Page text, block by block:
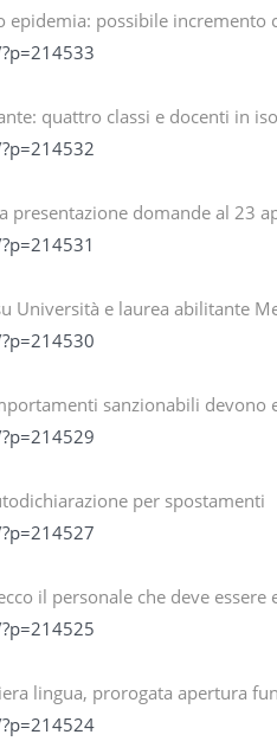
epidemia: possibile incremento
quattro classi e docenti in
presentazione domande al 23
Università e laurea abilitante
sanzionabili devono
per spostamenti
il personale che deve essere
lingua, prorogata apertura